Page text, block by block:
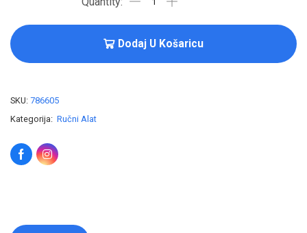
Dodaj U Košaricu
SKU: 786605
Kategorija: Ručni Alat